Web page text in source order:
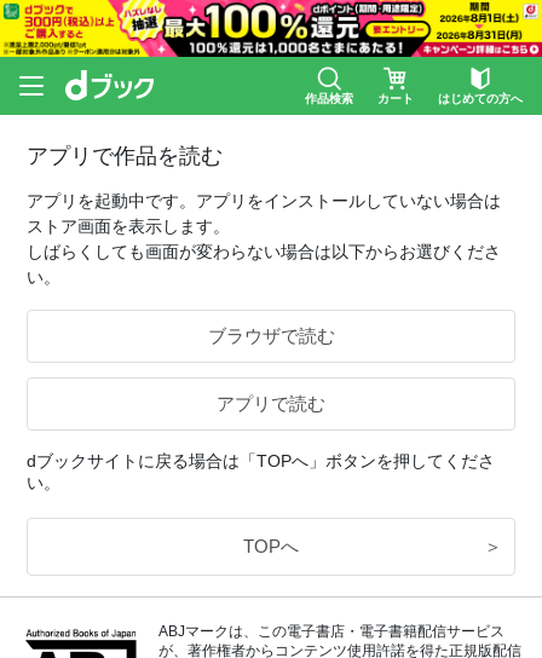
作品検索 カート はじめての方へ
アプリで作品を読む
アプリを起動中です。アプリをインストールしていない場合は
ストア画面を表示します。
しばらくしても画面が変わらない場合は以下からお選びくださ
い。
ブラウザで読む
アプリで読む
dブックサイトに戻る場合は「TOPへ」ボタンを押してくださ
い。
TOPへ ＞
ABJマークは、この電子書店・電子書籍配信サービス
が、著作権者からコンテンツ使用許諾を得た正規版配信